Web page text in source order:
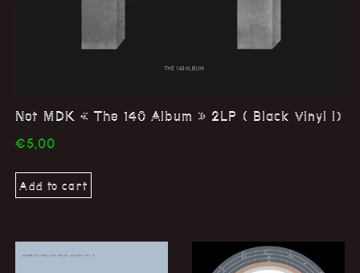
Not MDK « The 140 Album » 2LP ( Black Vinyl !)
€5,00
Add to cart